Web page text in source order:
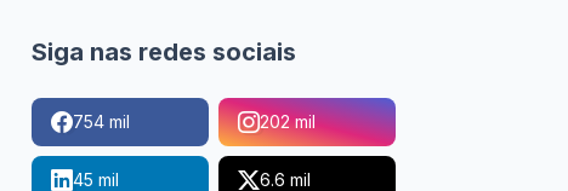
Siga nas redes sociais
754 mil 202 mil
45 mil 6.6 mil